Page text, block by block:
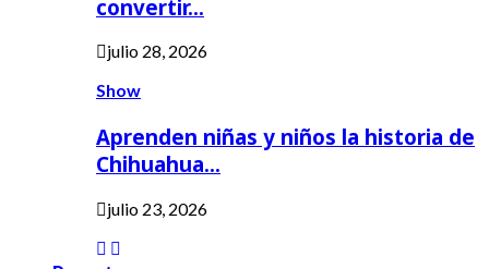
convertir…
julio 28, 2026
Show
Aprenden niñas y niños la historia de
Chihuahua…
julio 23, 2026